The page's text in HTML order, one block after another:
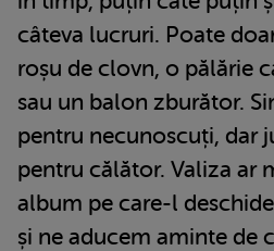
câteva lucruri. Poate
roșu de clovn, o pălărie
sau un balon zburător.
pentru necunoscuți, dar
pentru călător. Valiza ar
album pe care-l
și ne aducem aminte de